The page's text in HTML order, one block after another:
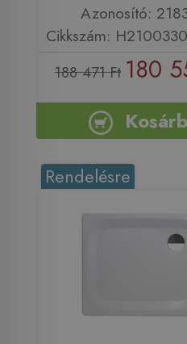
Azonosító:
Cikkszám:
188 471 Ft 180
Rendelésre